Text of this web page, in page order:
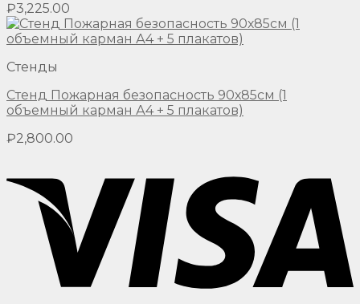
₽3,225.00
Стенды
Стенд Пожарная безопасность 90х85см (1
объемный карман А4 + 5 плакатов)
₽2,800.00